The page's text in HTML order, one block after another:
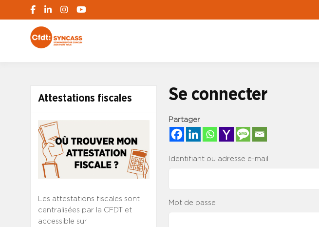
Attestations fiscales
Les attestations fiscales sont
centralisées par la CFDT et
accessible sur
Se connecter
Partager
Identifiant ou adresse e-mail
Mot de passe